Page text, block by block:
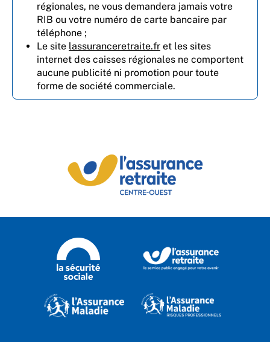
régionales, ne vous demandera jamais votre
RIB ou votre numéro de carte bancaire par
téléphone ;
Le site lassuranceretraite.fr et les sites
internet des caisses régionales ne comportent
aucune publicité ni promotion pour toute
forme de société commerciale.